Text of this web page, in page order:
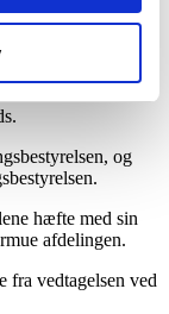
gælder følgende:
med egne
kontingent til
er medlem af
og
hæfte med sin
afdelingen.
fra vedtagelsen ved